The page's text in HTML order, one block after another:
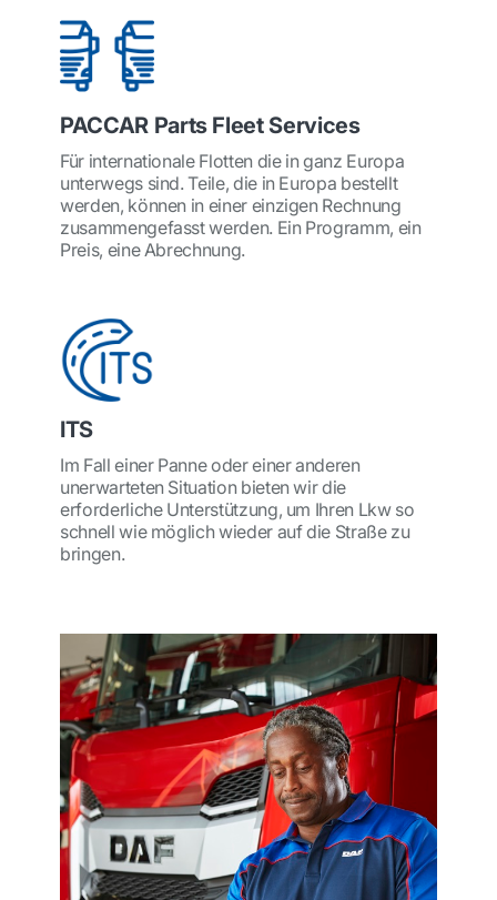
PACCAR Parts Fleet Services
Für internationale Flotten die in ganz Europa
unterwegs sind. Teile, die in Europa bestellt
werden, können in einer einzigen Rechnung
zusammengefasst werden. Ein Programm, ein
Preis, eine Abrechnung.
ITS
Im Fall einer Panne oder einer anderen
unerwarteten Situation bieten wir die
erforderliche Unterstützung, um Ihren Lkw so
schnell wie möglich wieder auf die Straße zu
bringen.